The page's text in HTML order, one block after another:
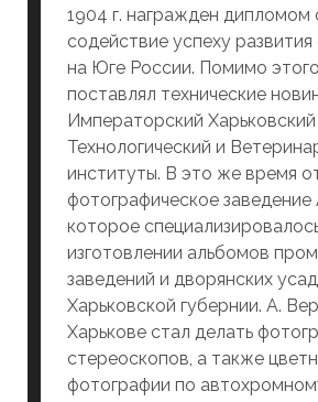
1904 г. награжден дипломом
содействие успеху
на Юге России. Помимо
поставлял технические
Императорский
Технологический и
институты. В это же время
фотографическое заведение
которое
изготовлении альбомов
заведений и дворянских
Харьковской губернии. А.
Харькове стал делать
стереоскопов, а также
фотографии по